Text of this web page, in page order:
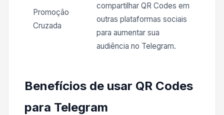
Promoção
Cruzada
compartilhar QR Codes em
outras plataformas sociais
para aumentar sua
audiência no Telegram.
Benefícios de usar QR Codes
para Telegram